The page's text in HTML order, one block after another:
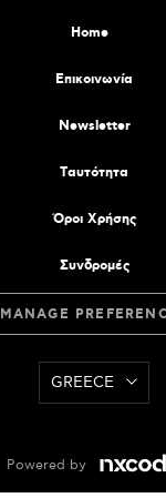
Home
Επικοινωνία
Newsletter
Tαυτότητα
Όροι Χρήσης
Συνδρομές
MANAGE
GREECE
Powered by